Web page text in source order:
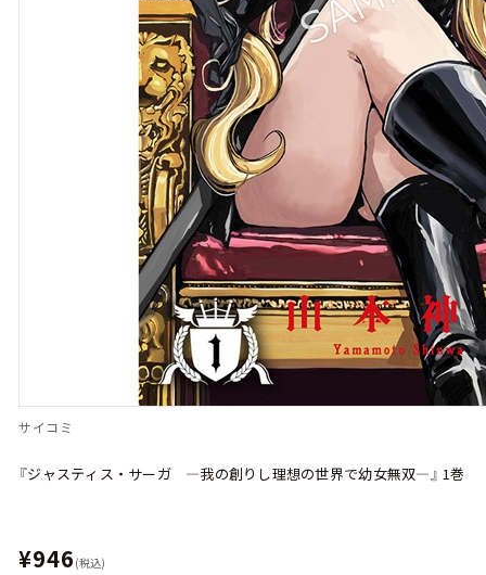
サイコミ
『ジャスティス・サーガ ―我の創りし理想の世界で幼女無双―』 1巻
¥946 (税込)